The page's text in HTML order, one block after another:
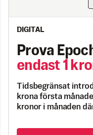
DIGITAL
Prova
endast 1
Tidsbegränsat
krona första
kronor i månaden